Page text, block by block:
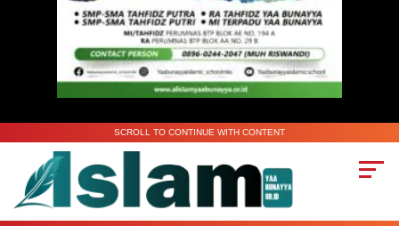
SCROLL TO CONTINUE WITH CONTENT